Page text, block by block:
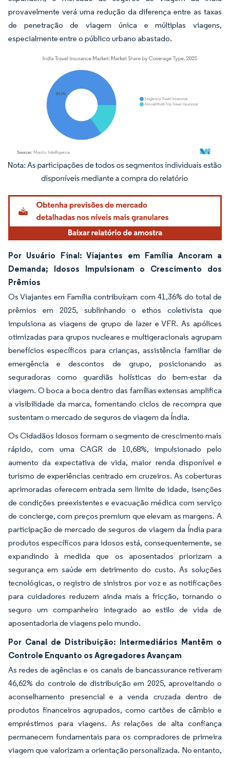
provavelmente verá uma redução da diferença entre as taxas
de penetração de viagem única e múltiplas viagens,
especialmente entre o público urbano abastado.
Imagem © Mordor Intelligence. O reuso requer atribuição conforme CC BY 4.0.
Por Usuário Final: Viajantes em Família Ancoram a
Demanda; Idosos Impulsionam o Crescimento dos
Prêmios
Os Viajantes em Família contribuíram com 41,36% do total de
prêmios em 2025, sublinhando o ethos coletivista que
impulsiona as viagens de grupo de lazer e VFR. As apólices
otimizadas para grupos nucleares e multigeracionais agrupam
benefícios específicos para crianças, assistência familiar de
emergência e descontos de grupo, posicionando as
seguradoras como guardiãs holísticas do bem-estar da
viagem. O boca a boca dentro das famílias extensas amplifica
a visibilidade da marca, fomentando ciclos de recompra que
sustentam o mercado de seguros de viagem da Índia.
Os Cidadãos Idosos formam o segmento de crescimento mais
rápido, com uma CAGR de 10,68%, impulsionado pelo
aumento da expectativa de vida, maior renda disponível e
turismo de experiências centrado em cruzeiros. As coberturas
aprimoradas oferecem entrada sem limite de idade, isenções
de condições preexistentes e evacuação médica com serviço
de concierge, com preços premium que elevam as margens. A
participação de mercado de seguros de viagem da Índia para
produtos específicos para idosos está, consequentemente, se
expandindo à medida que os aposentados priorizam a
segurança em saúde em detrimento do custo. As soluções
tecnológicas, o registro de sinistros por voz e as notificações
para cuidadores reduzem ainda mais a fricção, tornando o
seguro um companheiro integrado ao estilo de vida de
aposentadoria de viagens pelo mundo.
Por Canal de Distribuição: Intermediários Mantêm o
Controle Enquanto os Agregadores Avançam
As redes de agências e os canais de bancassurance retiveram
46,62% do controle de distribuição em 2025, aproveitando o
aconselhamento presencial e a venda cruzada dentro de
produtos financeiros agrupados, como cartões de câmbio e
empréstimos para viagens. As relações de alta confiança
permanecem fundamentais para os compradores de primeira
viagem que valorizam a orientação personalizada. No entanto,